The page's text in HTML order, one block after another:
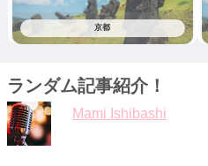
京都
ランダム記事紹介！
Mami Ishibashi